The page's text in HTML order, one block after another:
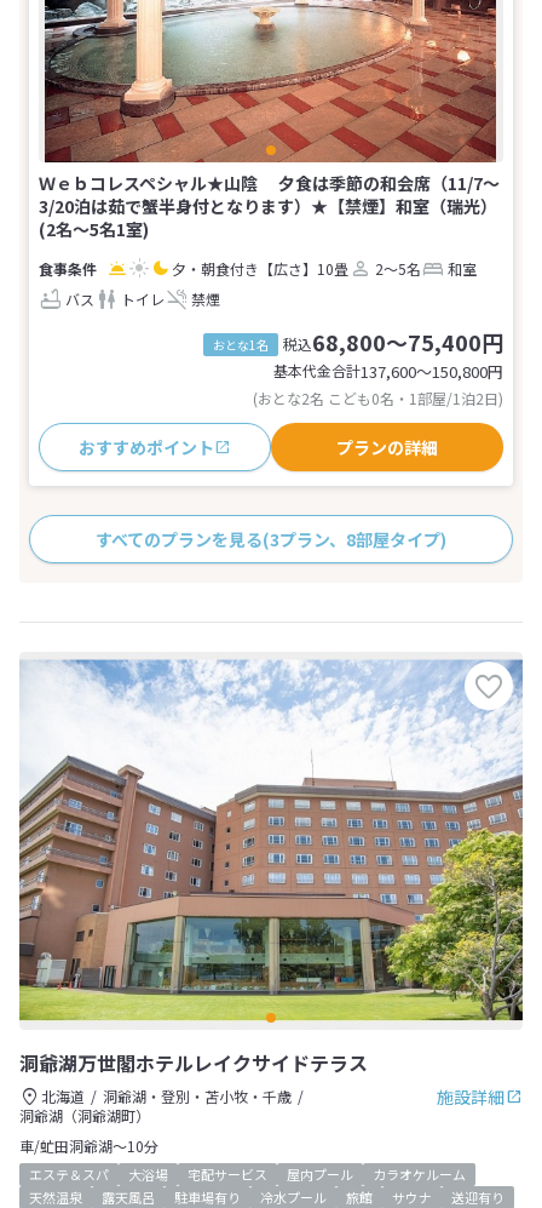
Ｗｅｂコレスペシャル★山陰 夕食は季節の和会席（11/7～
3/20泊は茹で蟹半身付となります）★【禁煙】和室（瑞光）
(2名～5名1室)
夕・朝食付き 【広さ】10畳 2～5名
和室
バス
トイレ 禁煙
おとな1名 税込68,800～75,400円
基本代金合計137,600〜150,800円
(おとな2名 こども0名・1部屋/1泊2日)
おすすめポイント プランの詳細
すべてのプランを見る(3プラン、8部屋タイプ)
洞爺湖万世閣ホテルレイクサイドテラス
施設詳細
北海道
洞爺湖・登別・苫小牧・千歳
洞爺湖（洞爺湖町）
車/虻田洞爺湖～10分
エステ＆スパ 大浴場 宅配サービス 屋内プール
カラオケルーム
天然温泉
露天風呂 駐車場有り 冷水プール 旅館 サウナ 送迎有り